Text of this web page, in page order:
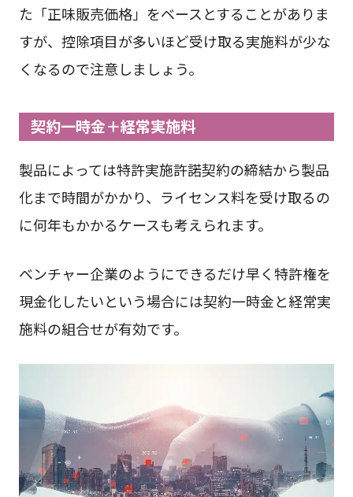
た「正味販売価格」をベースとすることがありま
すが、控除項目が多いほど受け取る実施料が少な
くなるので注意しましょう。
契約一時金＋経常実施料
製品によっては特許実施許諾契約の締結から製品
化まで時間がかかり、ライセンス料を受け取るの
に何年もかかるケースも考えられます。
ベンチャー企業のようにできるだけ早く特許権を
現金化したいという場合には契約一時金と経常実
施料の組合せが有効です。